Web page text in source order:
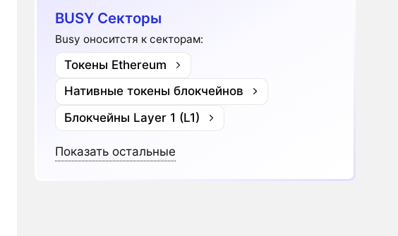
BUSY Секторы
Busy оноситстя к секторам:
Токены Ethereum
Нативные токены блокчейнов
Блокчейны Layer 1 (L1)
Показать остальные